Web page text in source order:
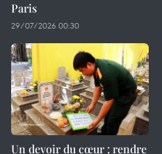
Paris
29/07/2026 00:30
Un devoir du cœur : rendre